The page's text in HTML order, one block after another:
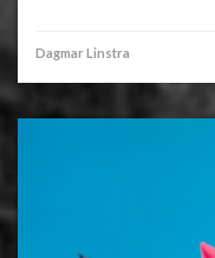
Dagmar Linstra